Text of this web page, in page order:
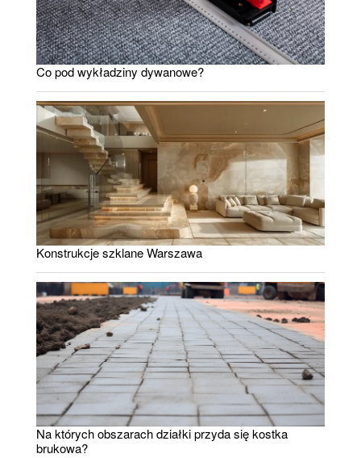
Co pod wykładziny dywanowe?
Konstrukcje szklane Warszawa
Na których obszarach działki przyda się kostka
brukowa?